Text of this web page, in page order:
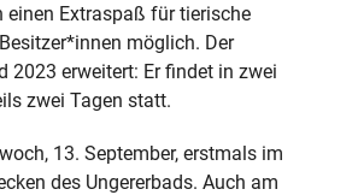
Extraspaß für tierische
möglich. Der
2023 erweitert: Er findet in zwei
zwei Tagen statt.
13. September, erstmals im
des Ungererbads. Auch am